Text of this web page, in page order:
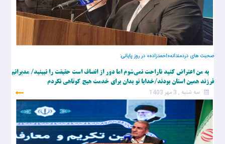
صحبت های دردمندانه«احمدزاده» در روز پایانی:
به من اعتراض کنید ناراحت نمی‌شوم اما دور از انصاف است حقیقت را نبینید/ مدیرانم
فرزند همین استان بودند/خدایا تو بدان برای خدمت هیچ کوتاهی نکردم
سه شنبه , 3 مهر 1403